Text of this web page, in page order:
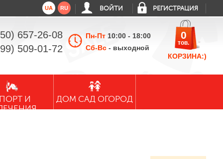
UA RU ВОЙТИ РЕГИСТРАЦИЯ
657-26-08
509-01-72
Пн-Пт 10:00 - 18:00
Сб-Вс - выходной
КОРЗИНА:)
0
тов.
И
ДОМ САД ОГОРОД